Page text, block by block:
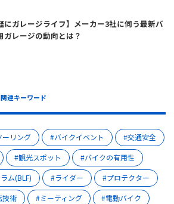
にガレージライフ】メーカー3社に伺う最新バ
ガレージの動向とは？
関連キーワード
ーリング バイクイベント
交通安全
観光スポット
バイクの有用性
ム(BLF)
ライダー
プロテクター
技術 ミーティング
電動バイク